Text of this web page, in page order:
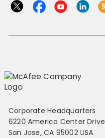
Corporate Headquarters
6220 America Center Drive
San Jose, CA 95002 USA